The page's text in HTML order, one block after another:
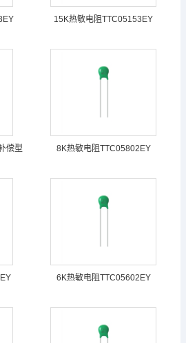
15K热敏电阻TTC05153EY
偿型 8K热敏电阻TTC05802EY
6K热敏电阻TTC05602EY